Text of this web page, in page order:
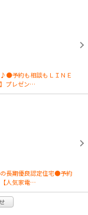
予約も相談もＬＩＮＥ
プレゼン…
長期優良認定住宅●予約
人気家電…